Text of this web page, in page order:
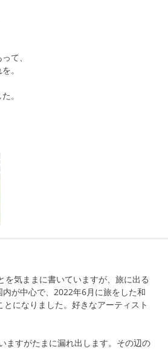
て、
。
。
気ままに書いていますが、旅に出る
が中心で、2022年6月に旅をした和
になりました。好きなアーティスト
ますがたまに漏れ出します。その辺の